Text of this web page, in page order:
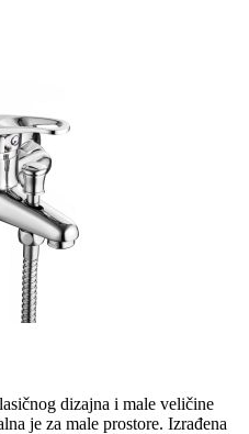
dizajna i male veličine
je za male prostore. Izrađena